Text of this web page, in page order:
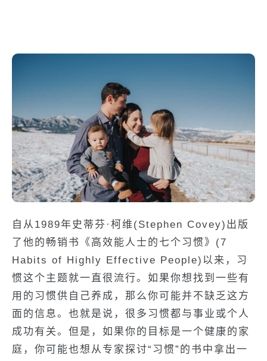
自从1989年史蒂芬·柯维(Stephen Covey)出版
了他的畅销书《高效能人士的七个习惯》(7
Habits of Highly Effective People)以来，习
惯这个主题就一直很流行。如果你想找到一些有
用的习惯供自己养成，那么你可能并不缺乏这方
面的信息。也就是说，很多习惯都与事业或个人
成功有关。但是，如果你的目标是一个健康的家
庭，你可能也想从专家探讨“习惯”的书中拿出一